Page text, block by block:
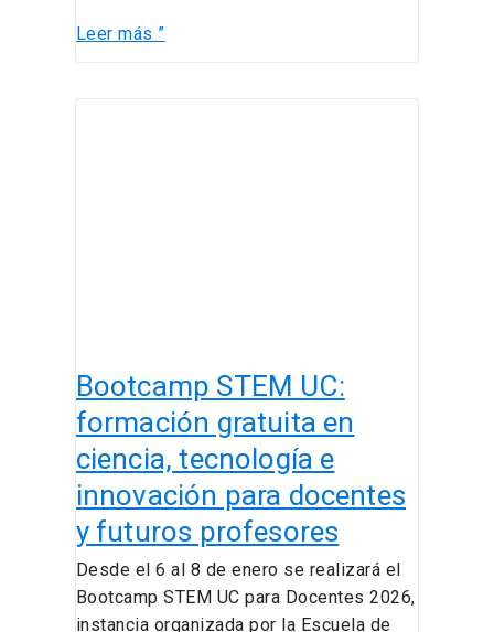
Leer más ”
Bootcamp STEM UC:
formación gratuita en
ciencia, tecnología e
innovación para docentes
y futuros profesores
Desde el 6 al 8 de enero se realizará el
Bootcamp STEM UC para Docentes 2026,
instancia organizada por la Escuela de
para
docentes
y
futuros
profesores